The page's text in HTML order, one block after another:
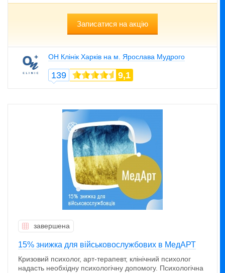
Записатися на акцію
ОН Клінік Харків на м. Ярослава Мудрого
139 9,1
завершена
15% знижка для військовослужбових в МедАРТ
Кризовий психолог, арт-терапевт, клінічний психолог
надасть необхідну психологічну допомогу. Психологічна